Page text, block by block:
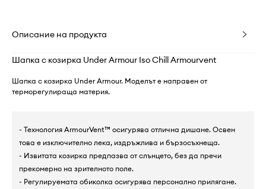
Описание на продукта
Шапка с козирка Under Armour Iso Chill Armourvent
Шапка с козирка Under Armour. Моделът е направен от
терморегулираща материя.
- Технология ArmourVent™ осигурява отлична дишане. Освен
това е изключително лека, издръжлива и бързосъхнеща.
- Извитата козирка предпазва от слънцето, без да пречи
прекомерно на зрителното поле.
- Регулируемата обиколка осигурява персонално прилягане.